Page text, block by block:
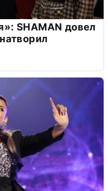
SHAMAN довел